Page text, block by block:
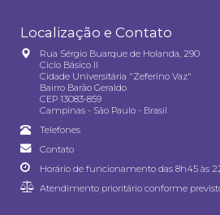
Localização e Contato
Rua Sérgio Buarque de Holanda, 290
Ciclo Básico II
Cidade Universitária "Zeferino Vaz"
Bairro Barão Geraldo
CEP 13083-859
Campinas - São Paulo - Brasil
Telefones
Contato
Horário de funcionamento das 8h45 às
Atendimento prioritário conforme